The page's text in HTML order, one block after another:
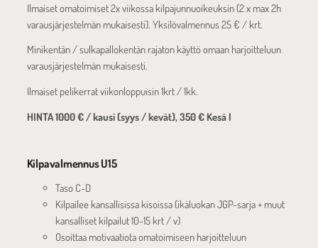
Ilmaiset omatoimiset 2x viikossa kilpajunnuoikeuksin (2 x max 2h
varausjärjestelmän mukaisesti). Yksilövalmennus 25 € / krt.
Minikentän / sulkapallokentän rajaton käyttö omaan harjoitteluun
varausjärjestelmän mukaisesti.
Ilmaiset pelikerrat viikonloppuisin 1krt / 1kk.
HINTA 1000 € / kausi (syys / kevät), 350 € Kesä I
Kilpavalmennus U15
Taso C-D
Kilpailee kansallisissa kisoissa (ikäluokan JGP-sarja + muut
kansalliset kilpailut 10-15 krt / v)
Osoittaa motivaatiota omatoimiseen harjoitteluun